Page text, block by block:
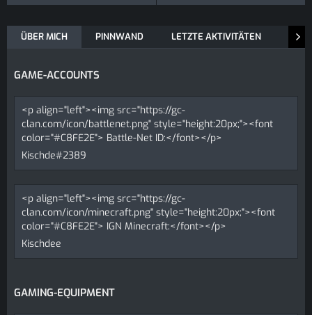
ÜBER MICH PINNWAND LETZTE AKTIVITÄTEN
GAME-ACCOUNTS
<p align="left"><img src="https://gc-
clan.com/icon/battlenet.png" style="height:20px;"><font
color="#C8FE2E"> Battle-Net ID:</font></p>
Kischde#2389
<p align="left"><img src="https://gc-
clan.com/icon/minecraft.png" style="height:20px;"><font
color="#C8FE2E"> IGN Minecraft:</font></p>
Kischdee
GAMING-EQUIPMENT